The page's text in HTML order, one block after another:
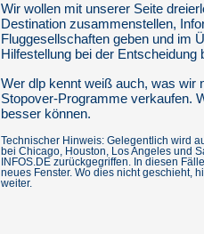
Wir wollen mit unserer Seite
Destination zusammenstellen,
Fluggesellschaften geben und im
Hilfestellung bei der Entscheidung
Wer dlp kennt weiß auch, was wir
Stopover-Programme verkaufen.
besser können.
Technischer Hinweis: Gelegentlich wird
bei Chicago, Houston, Los Angeles und
INFOS.DE zurückgegriffen. In diesen
neues Fenster. Wo dies nicht geschieht,
weiter.